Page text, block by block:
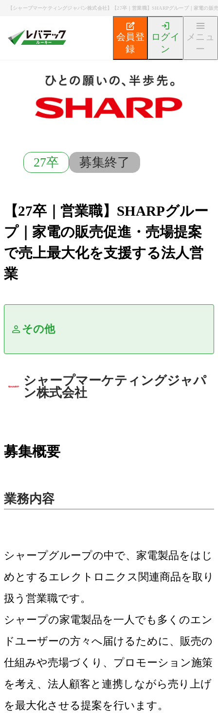
【シャープマーケティングジャパン株式会社】【27卒｜営業職】SHARPグループ｜家電の
会員登
録
ログイ
ン
メニュ
ー
募集検索 【27卒｜営業職】
27卒 募集終了
【27卒｜営業職】SHARPグルー
プ｜家電の販売促進・売場提案
で売上最大化を支援する法人営
業
その他
シャープマーケティングジャパ
ン株式会社
募集概要
業務内容
シャープグループの中で、家電製品をはじ
めとするエレクトロニクス関連商品を取り
扱う営業職です。
シャープの家電製品を一人でも多くのエン
ドユーザーの方々へ届けるために、販売の
仕組みや売場づくり、プロモーション施策
を考え、法人顧客と連携しながら売り上げ
を最大化させる提案を行います。